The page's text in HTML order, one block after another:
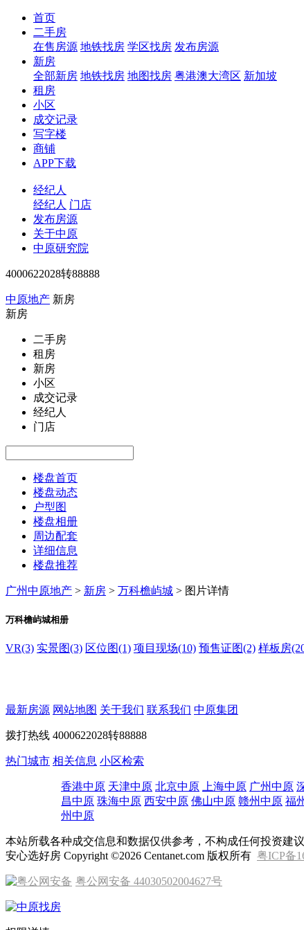
首页
二手房
在售房源 地铁找房 学区找房 发布房源
新房
全部新房 地铁找房 地图找房 粤港澳大湾区 新加坡
租房
小区
成交记录
写字楼
商铺
APP下载
经纪人
经纪人 门店
发布房源
关于中原
中原研究院
4000622028转88888
中原地产 新房
新房
二手房
租房
新房
小区
成交记录
经纪人
门店
楼盘首页
楼盘动态
户型图
楼盘相册
周边配套
详细信息
楼盘推荐
广州中原地产 > 新房 > 万科檐屿城 > 图片详情
万科檐屿城相册
VR(3) 实景图(3) 区位图(1) 项目现场(10) 预售证图(2) 样板房
最新房源 网站地图 关于我们 联系我们 中原集团
拨打热线 4000622028转88888
热门城市 相关信息 小区检索
香港中原 天津中原 北京中原 上海中原 广州中原
昌中原 珠海中原 西安中原 佛山中原 赣州中原 福
州中原
本站所载各种成交信息和数据仅供参考，不构成任何投资建
安心选好房 Copyright ©2026 Centanet.com 版权所有 粤ICP备
粤公网安备 44030502004627号